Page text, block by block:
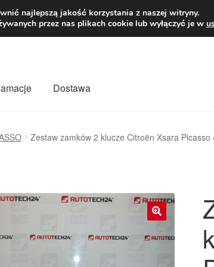
zł
Dostawa
Zestaw zamków 2 klucze Citroën Xsara Picasso
najlepszą jakość korzystania z naszej witryny.
przez nas plikach cookie lub wyłączyć je w